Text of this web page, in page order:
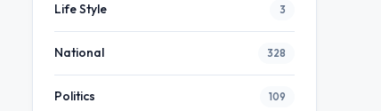
Life Style 3
National 328
Politics 109